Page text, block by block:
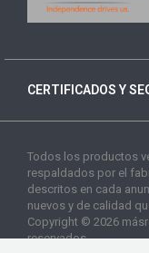
CERTIFICADOS Y
Todos los productos
respaldados por el
descritos en cada
nuevos y de calidad
Copyright © 2026
reservados